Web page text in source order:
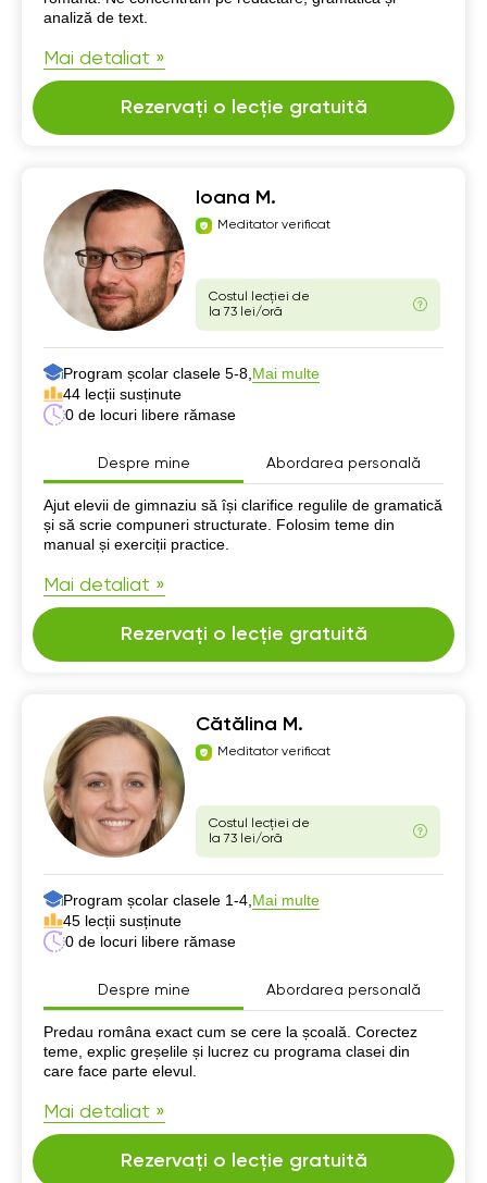
analiză de text.
Mai detaliat »
Rezervați o lecție gratuită
Ioana M.
Meditator verificat
Costul lecției de
la 73 lei/oră
Program școlar clasele 5-8, Mai multe
44 lecții susținute
0 de locuri libere rămase
Despre mine Abordarea personală
Despre mine
Ajut elevii de gimnaziu să își clarifice regulile de gramatică
și să scrie compuneri structurate. Folosim teme din
manual și exerciții practice.
Mai detaliat »
Rezervați o lecție gratuită
Cătălina M.
Meditator verificat
Costul lecției de
la 73 lei/oră
Program școlar clasele 1-4, Mai multe
45 lecții susținute
0 de locuri libere rămase
Despre mine Abordarea personală
Despre mine
Predau româna exact cum se cere la școală. Corectez
teme, explic greșelile și lucrez cu programa clasei din
care face parte elevul.
Mai detaliat »
Rezervați o lecție gratuită